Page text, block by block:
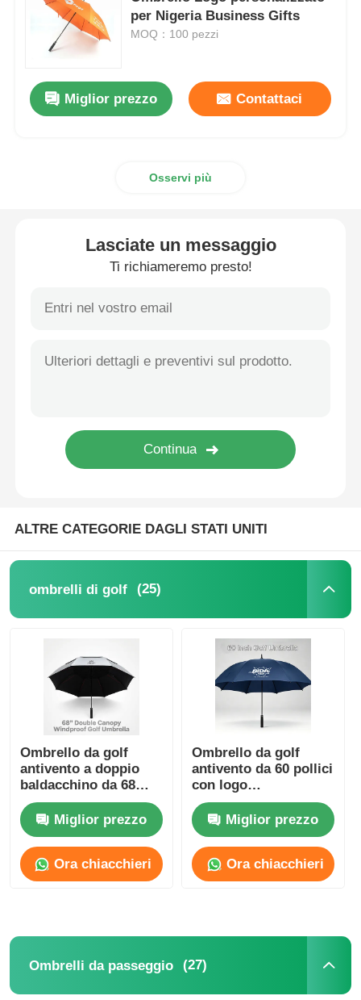
Ombrelli da passeggio
Ombrelli compatti
Ombrelli automatici aperti
Ombrelli per bambini
per Nigeria Business Gifts
MOQ：100 pezzi
Miglior prezzo Contattaci
Osservi più
Lasciate un messaggio
Ti richiameremo presto!
ALTRE CATEGORIE DAGLI STATI UNITI
ombrelli di golf (25)
Ombrello da golf
antivento a doppio
baldacchino da 68
pollici con tessuto in
argento titanio UV50+
e resistenza al vento
di 100 km/h
Miglior prezzo
Ora chiacchieri
Ombrello da golf
antivento da 60 pollici
con logo
personalizzato per
uso aziendale e
promozionale
Miglior prezzo
Ora chiacchieri
Ombrelli da passeggio (27)